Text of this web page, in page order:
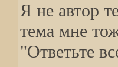
Я не автор
тема мне
"Ответьте